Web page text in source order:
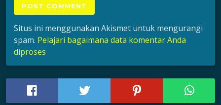
Situs ini menggunakan Akismet untuk mengurangi
spam. Pelajari bagaimana data komentar Anda
diproses